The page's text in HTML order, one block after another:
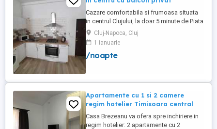
Cazare comfortabila si frumoasa situata
in centrul Clujului, la doar 5 minute de Piata
Mihai Viteazu, intr-un bloc nou.
Apartamentul este mobilat si utilat
complet, avand aragaz, hota, cuptor de
microunde, fierbator de apa, masina de
Cluj-Napoca, Cluj
1 ianuarie
/noapte
Apartamente cu 1 si 2 camere
regim hotelier Timisoara central
Casa Brezeanu va ofera spre inchiriere in
regim hotelier: 2 apartamente cu 2